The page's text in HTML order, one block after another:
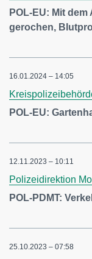
POL-EU: Mit
gerochen,
16.01.2024 – 14:05
POL-EU:
12.11.2023 – 10:11
Polizeidirektion
POL-PDMT:
25.10.2023 – 07:58